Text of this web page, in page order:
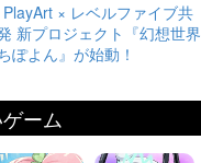
PlayArt × レベルファイブ共
新プロジェクト『幻想世界
ぽよん』が始動！
ーム